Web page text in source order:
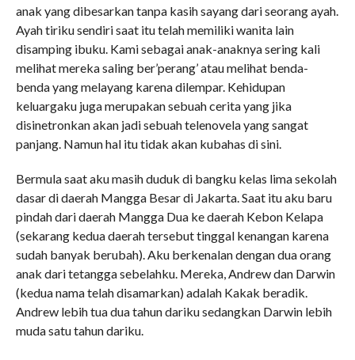
anak yang dibesarkan tanpa kasih sayang dari seorang ayah.
Ayah tiriku sendiri saat itu telah memiliki wanita lain
disamping ibuku. Kami sebagai anak-anaknya sering kali
melihat mereka saling ber’perang’ atau melihat benda-
benda yang melayang karena dilempar. Kehidupan
keluargaku juga merupakan sebuah cerita yang jika
disinetronkan akan jadi sebuah telenovela yang sangat
panjang. Namun hal itu tidak akan kubahas di sini.
Bermula saat aku masih duduk di bangku kelas lima sekolah
dasar di daerah Mangga Besar di Jakarta. Saat itu aku baru
pindah dari daerah Mangga Dua ke daerah Kebon Kelapa
(sekarang kedua daerah tersebut tinggal kenangan karena
sudah banyak berubah). Aku berkenalan dengan dua orang
anak dari tetangga sebelahku. Mereka, Andrew dan Darwin
(kedua nama telah disamarkan) adalah Kakak beradik.
Andrew lebih tua dua tahun dariku sedangkan Darwin lebih
muda satu tahun dariku.